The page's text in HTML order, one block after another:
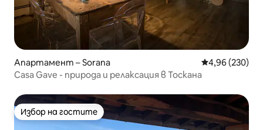
Апартамент – Sorana Средна
4,96 (230)
Casa Gave - природа и релаксация в Тоскана
Избор на гостите
Избор на гостите